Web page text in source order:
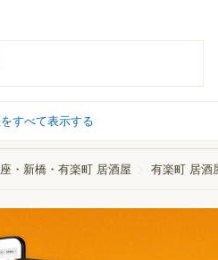
すべて表示する
・新橋・有楽町 居酒屋 有楽町 居酒